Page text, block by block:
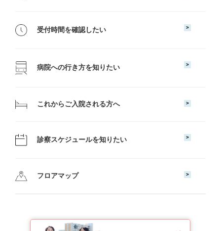
受付時間を確認したい
病院への行き方を知りたい
これからご入院される方へ
診察スケジュールを知りたい
フロアマップ